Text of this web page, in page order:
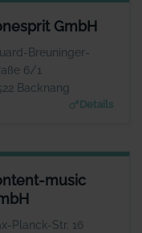
GmbH
Breuninger-
6/1
Backnang
Details
CONESPRIT GMBH
ANSPRECHPARTNER
Herr Roman
www.conesprit.de
music
Planck-Str. 16
MUSIC GMBH
ANSPRECHPARTNER
Josh Kochhann
WEBSITE